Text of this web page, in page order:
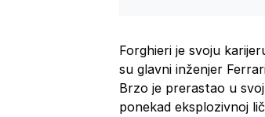
Forghieri je svoju
su glavni inženjer
Brzo je prerastao u
ponekad eksplozivnoj